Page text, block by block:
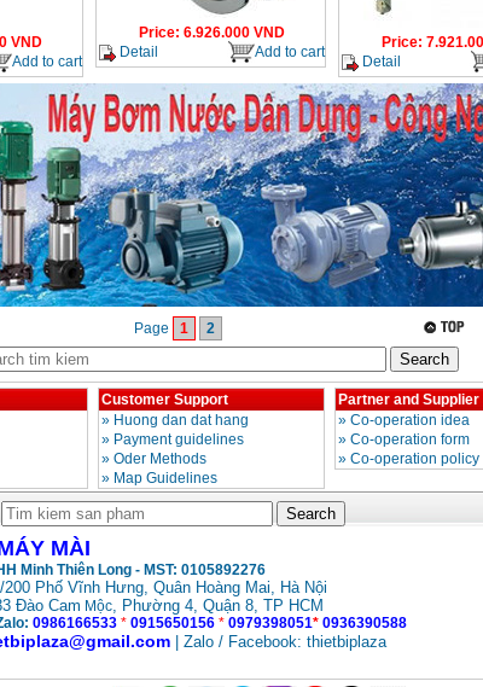
VND
Add to cart
Price: 6.926.000VND
Detail
Add to cart
Price:
Detail
Page 1 2
Customer Support
» Huong dan dat hang
» Payment guidelines
» Oder Methods
» Map Guidelines
Partner and Supplier
» Co-operation idea
» Co-operation form
» Co-operation policy
MÀI
Minh Thiên Long - MST: 0105892276
200 Phố Vĩnh Hưng, Quân Hoàng Mai, Hà Nội
Đào Cam Mộc, Phường 4, Quận 8, TP HCM
0986166533 * 0915650156* 0979398051* 0936390588
| Zalo / Facebook: thietbiplaza